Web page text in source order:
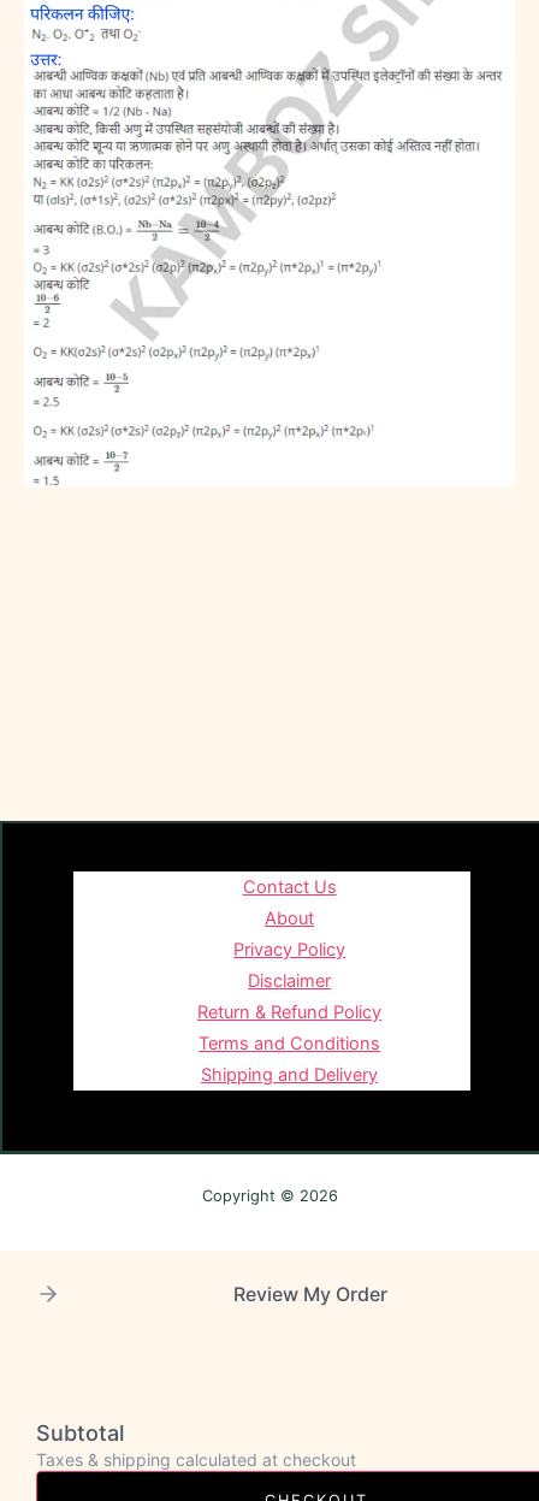
Contact Us
About
Privacy Policy
Disclaimer
Return & Refund Policy
Terms and Conditions
Shipping and Delivery
Copyright © 2026
Review My Order
Subtotal
Taxes & shipping calculated at checkout